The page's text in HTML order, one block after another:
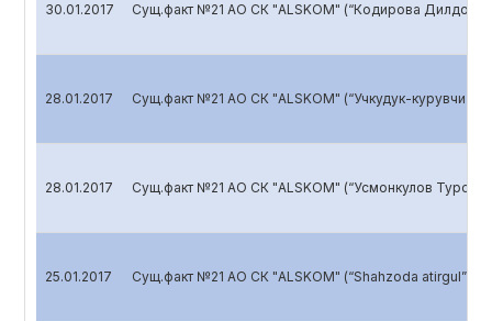
30.01.2017 Сущ.факт №21 АО СК "ALSKOM" (“Кодирова Дилдора
28.01.2017 Сущ.факт №21 АО СК "ALSKOM" (“Учкудук-курувчи”
28.01.2017 Сущ.факт №21 АО СК "ALSKOM" (“Усмонкулов
25.01.2017 Сущ.факт №21 АО СК "ALSKOM" (“Shahzoda atirgul”